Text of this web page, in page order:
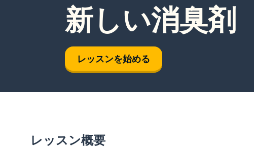
新しい消臭剤
レッスンを始める
レッスン概要